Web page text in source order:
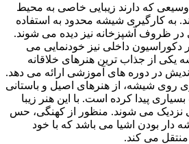
وسیعی که دارند زیبایی خاصی به محیط
به کارگیری شیشه محدود به استفاده
در ظروف آشپزخانه نیز دیده می شوند.
دکوراسیون داخلی نیز خودنمایی می
یکی از جذاب ترین هنرهای خلاقانه
در دوره های آموزشی ارائه می دهد.
روی شیشه، از هنرهای اصیل و باستانی
پیدا کرده است. با این هنر زیبا
نزدیک می شوند. منظور از کهنگی، حس
دار بودن اشیا می باشد که با خود
می کند.